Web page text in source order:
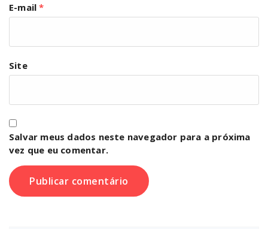
E-mail*
Site
Salvar meus dados neste navegador para a próxima
vez que eu comentar.